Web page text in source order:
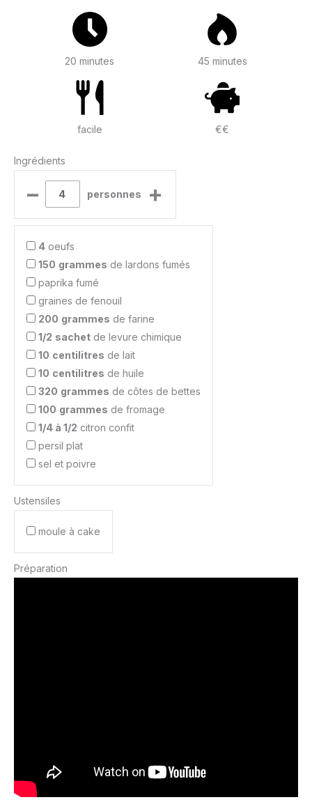
20 minutes 45 minutes
facile €€
Ingrédients
– personnes +
4 oeufs
150 grammes de lardons fumés
paprika fumé
graines de fenouil
200 grammes de farine
1/2 sachet de levure chimique
10 centilitres de lait
10 centilitres de huile
320 grammes de côtes de bettes
100 grammes de fromage
1/4 à 1/2 citron confit
persil plat
sel et poivre
Ustensiles
moule à cake
Préparation